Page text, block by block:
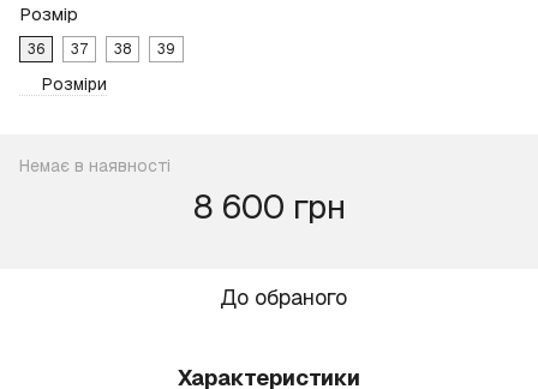
Розмір
36 37 38 39
Розміри
Немає в наявності
8 600 грн
До обраного
Характеристики